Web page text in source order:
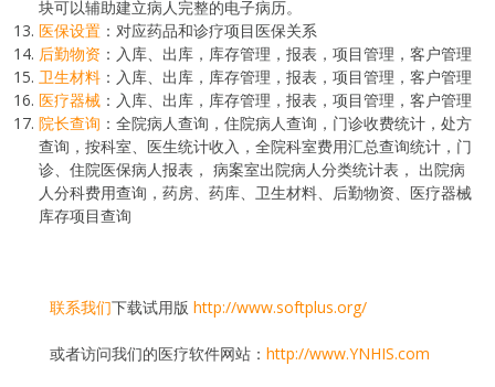
块可以辅助建立病人完整的电子病历。
医保设置 ：对应药品和诊疗项目医保关系
后勤物资 ：入库、出库，库存管理，报表，项目管理，客户管理
卫生材料 ：入库、出库，库存管理，报表，项目管理，客户管理
医疗器械 ：入库、出库，库存管理，报表，项目管理，客户管理
院长查询 ：全院病人查询，住院病人查询，门诊收费统计，处方
查询，按科室、医生统计收入，全院科室费用汇总查询统计，门
诊、住院医保病人报表， 病案室出院病人分类统计表， 出院病
人分科费用查询，药房、药库、卫生材料、后勤物资、医疗器械
库存项目查询
联系我们下载试用版 http://www.softplus.org/
或者访问我们的医疗软件网站： http://www.YNHIS.com